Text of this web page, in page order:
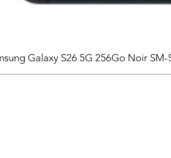
Galaxy S26 5G 256Go Noir